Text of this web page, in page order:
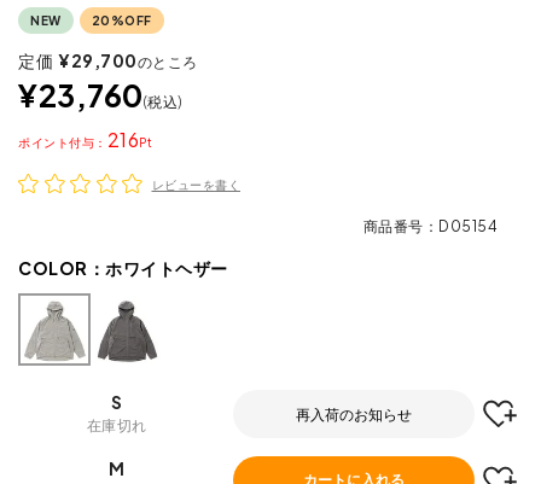
NEW 20%OFF
定価 ¥29,700のところ
¥23,760 税込
216
ポイント
レビューを書く
商品番号 D05154
COLOR： ホワイトヘザー
S
在庫切れ
再入荷のお知らせ
M カートに入れる